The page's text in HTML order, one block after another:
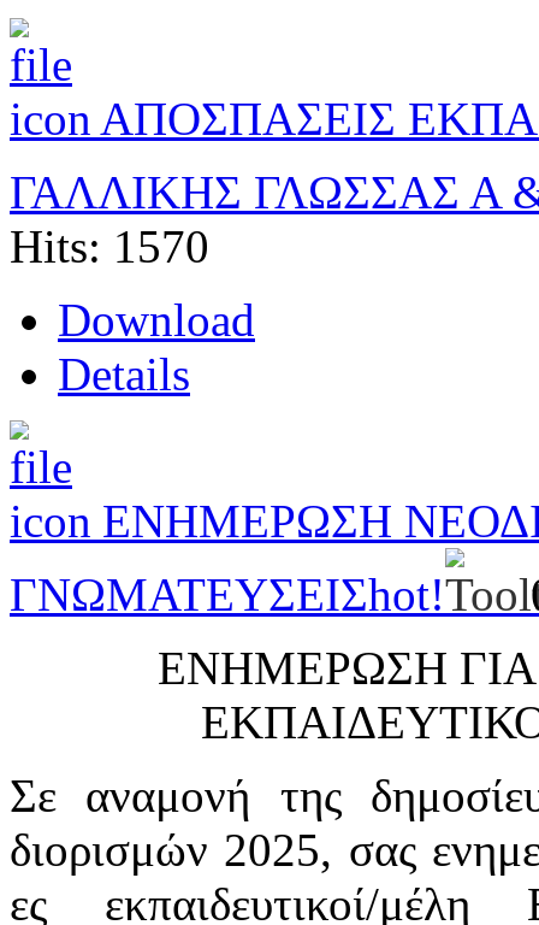
ΑΠΟΣΠΑΣΕΙΣ
ΓΑΛΛΙΚΗΣ ΓΛΩΣΣΑΣ Α
Hits: 1570
Download
Details
ΕΝΗΜΕΡΩΣΗ
ΓΝΩΜΑΤΕΥΣΕΙΣhot!
ΕΝΗΜΕΡΩΣΗ
Σε αναμονή της
διορισμών 2025, σας
ες εκπαιδευτικοί/